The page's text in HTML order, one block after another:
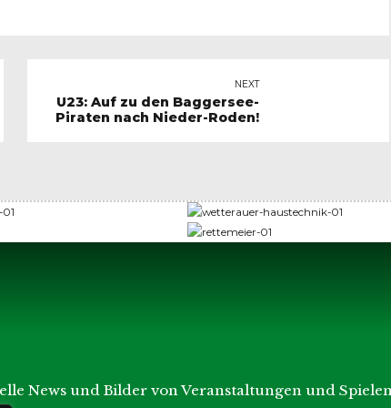
NEXT
U23: Auf zu den Baggersee-
Piraten nach Nieder-Roden!
News und Bilder von Veranstaltungen und